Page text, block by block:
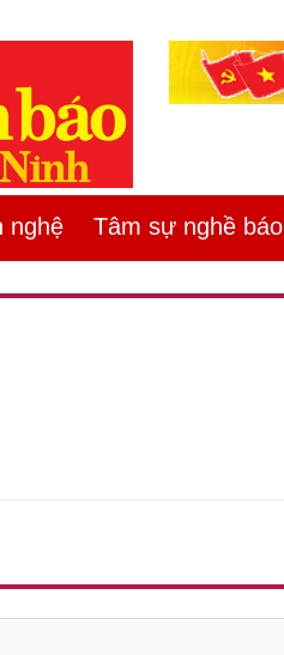
nghệ Tâm sự nghề báo